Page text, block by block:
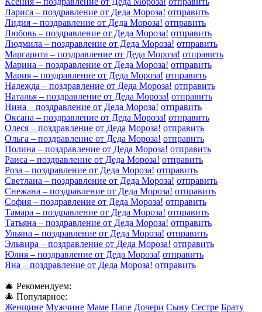
Лариса – поздравление от Деда Мороза! отправить
Лидия – поздравление от Деда Мороза! отправить
Любовь – поздравление от Деда Мороза! отправить
Людмила – поздравление от Деда Мороза! отправить
Маргарита – поздравление от Деда Мороза! отправить
Марина – поздравление от Деда Мороза! отправить
Мария – поздравление от Деда Мороза! отправить
Надежда – поздравление от Деда Мороза! отправить
Наталья – поздравление от Деда Мороза! отправить
Нина – поздравление от Деда Мороза! отправить
Оксана – поздравление от Деда Мороза! отправить
Олеся – поздравление от Деда Мороза! отправить
Ольга – поздравление от Деда Мороза! отправить
Полина – поздравление от Деда Мороза! отправить
Раиса – поздравление от Деда Мороза! отправить
Роза – поздравление от Деда Мороза! отправить
Светлана – поздравление от Деда Мороза! отправить
Снежана – поздравление от Деда Мороза! отправить
София – поздравление от Деда Мороза! отправить
Тамара – поздравление от Деда Мороза! отправить
Татьяна – поздравление от Деда Мороза! отправить
Ульяна – поздравление от Деда Мороза! отправить
Эльвира – поздравление от Деда Мороза! отправить
Юлия – поздравление от Деда Мороза! отправить
Яна – поздравление от Деда Мороза! отправить
🎄 Рекомендуем:
🎄 Популярное:
Женщине Мужчине Маме Папе Дочери Сыну Сестре Брату